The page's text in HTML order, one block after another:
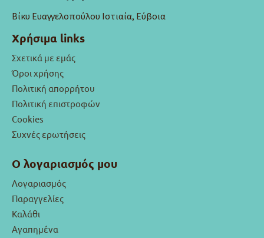
Βίκυ Ευαγγελοπούλου Ιστιαία, Εύβοια
Χρήσιμα links
Σχετικά με εμάς
Όροι χρήσης
Πολιτική απορρήτου
Πολιτική επιστροφών
Cookies
Συχνές ερωτήσεις
Ο λογαριασμός μου
Λογαριασμός
Παραγγελίες
Καλάθι
Αγαπημένα